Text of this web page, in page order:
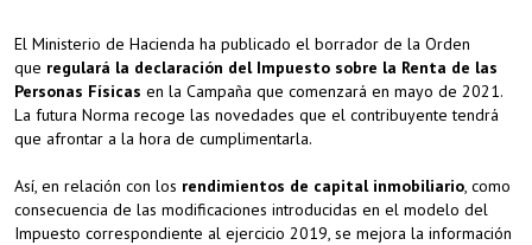
El Ministerio de Hacienda ha publicado el borrador de la Orden
que regulará la declaración del Impuesto sobre la Renta de las
Personas Físicas en la Campaña que comenzará en mayo de 2021.
La futura Norma recoge las novedades que el contribuyente tendrá
que afrontar a la hora de cumplimentarla.
Así, en relación con los rendimientos de capital inmobiliario, como
consecuencia de las modificaciones introducidas en el modelo del
Impuesto correspondiente al ejercicio 2019, se mejora la información